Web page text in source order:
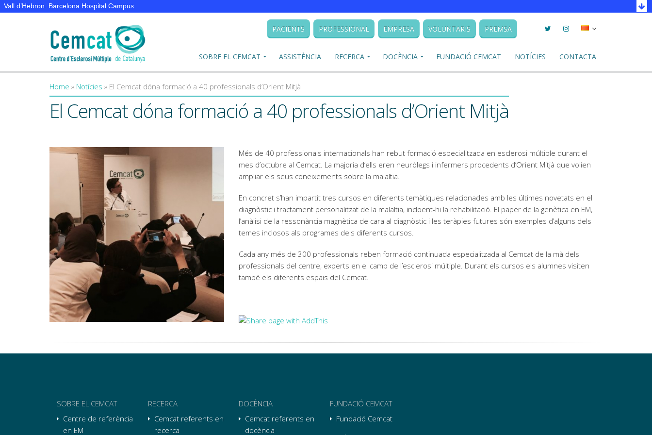
Vall d’Hebron. Barcelona Hospital Campus
PACIENTS PROFESSIONAL EMPRESA VOLUNTARIS PREMSA TwitterInstagramSeleccionar
SOBRE EL CEMCAT
ASSISTÈNCIA RECERCA DOCÈNCIA FUNDACIÓ CEMCAT NOTÍCIES CONTACTA
You are here
Home » Notícies » El Cemcat dóna formació a 40 professionals d’Orient Mitjà
El Cemcat dóna formació a 40 professionals d’Orient Mitjà
Més de 40 professionals internacionals han rebut formació especialitzada en esclerosi múltiple durant el
mes d’octubre al Cemcat. La majoria d’ells eren neuròlegs i infermers procedents d’Orient Mitjà que volien
ampliar els seus coneixements sobre la malaltia.
En concret s’han impartit tres cursos en diferents temàtiques relacionades amb les últimes novetats en el
diagnòstic i tractament personalitzat de la malaltia, incloent-hi la rehabilitació. El paper de la genètica en EM,
l’anàlisi de la ressonància magnètica de cara al diagnòstic i les teràpies futures són exemples d’alguns dels
temes inclosos als programes dels diferents cursos.
Cada any més de 300 professionals reben formació continuada especialitzada al Cemcat de la mà dels
professionals del centre, experts en el camp de l’esclerosi múltiple. Durant els cursos els alumnes visiten
també els diferents espais del Cemcat.
SOBRE EL CEMCAT
Centre de referència
en EM
RECERCA
Cemcat referents en
recerca
DOCÈNCIA
Cemcat referents en
docència
FUNDACIÓ CEMCAT
Fundació Cemcat